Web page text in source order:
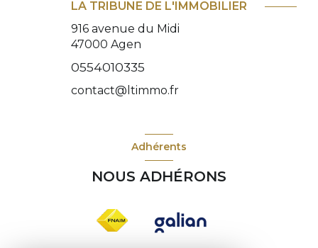
LA TRIBUNE DE L'IMMOBILIER
916 avenue du Midi
47000 Agen
0554010335
contact@ltimmo.fr
Adhérents
NOUS ADHÉRONS